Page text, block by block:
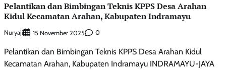
Pelantikan dan Bimbingan Teknis KPPS Desa Arahan
Kidul Kecamatan Arahan, Kabupaten Indramayu
Nuryaji 15 November 2025 0
Pelantikan dan Bimbingan Teknis KPPS Desa Arahan Kidul
Kecamatan Arahan, Kabupaten Indramayu INDRAMAYU-JAYA